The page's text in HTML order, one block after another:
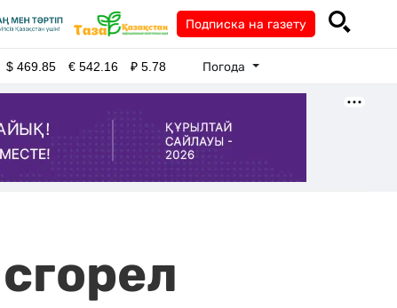
Подписка на газету
$469.85 €542.16 ₽5.78 Погода